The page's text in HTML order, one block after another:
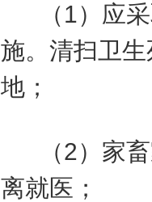
（1）应
施。清扫卫
地；
（2）家
离就医；